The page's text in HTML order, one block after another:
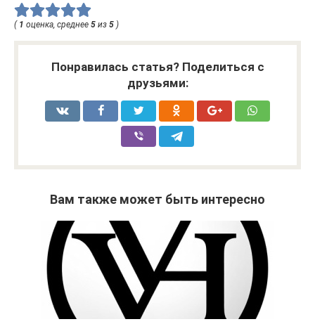
( 1 оценка, среднее 5 из 5 )
Понравилась статья? Поделиться с
друзьями:
Вам также может быть интересно